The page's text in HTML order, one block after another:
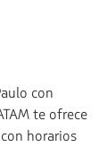
con
te ofrece
horarios